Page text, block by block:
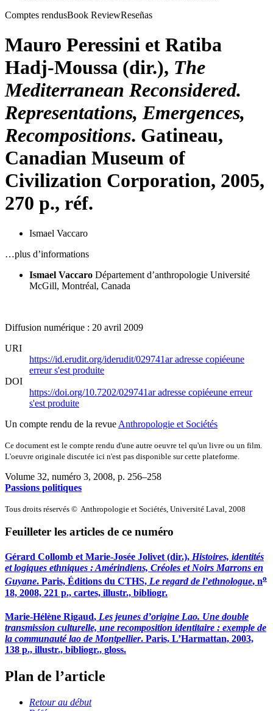
Comptes rendusBook ReviewReseñas
Mauro Peressini et Ratiba
Hadj-Moussa (dir.), The
Mediterranean Reconsidered.
Representations, Emergences,
Recompositions. Gatineau,
Canadian Museum of
Civilization Corporation, 2005,
270 p., réf.
Ismael Vaccaro
…plus d’informations
Ismael Vaccaro Département d’anthropologie Université
McGill, Montréal, Canada
Diffusion numérique : 20 avril 2009
URI
https://id.erudit.org/iderudit/029741aradresse copiéeune
erreur s'est produite
DOI
https://doi.org/10.7202/029741aradresse copiéeune erreur
s'est produite
Un compte rendu de la revue Anthropologie et Sociétés
Ce document est le compte rendu d'une autre oeuvre tel qu'un livre ou un film.
L'oeuvre originale discutée ici n'est pas disponible sur cette plateforme.
Volume 32, numéro 3, 2008, p. 256–258
Passions politiques
Tous droits réservés © Anthropologie et Sociétés, Université Laval, 2008
Feuilleter les articles de ce numéro
Gérard Collomb et Marie-Josée Jolivet(dir.), Histoires, identités
et logiques ethniques : Amérindiens, Créoles et Noirs Marrons en
Guyane. Paris, Éditions du CTHS, Le regard de l’ethnologue, no
18, 2008, 221 p., cartes, illustr., bibliogr.
Marie-Hélène Rigaud, Les jeunes d’origine Lao. Une double
transmission culturelle, une recomposition identitaire : exemple de
la communauté lao de Montpellier. Paris, L’Harmattan, 2003,
138 p., illustr., bibliogr., gloss.
Plan de l’article
Retour au début